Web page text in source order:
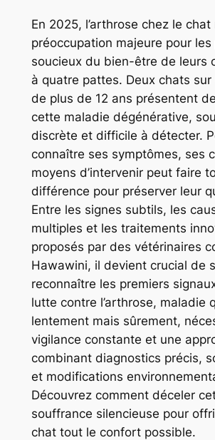
En 2025, l’arthrose chez le
préoccupation majeure pour
soucieux du bien-être de leurs
à quatre pattes. Deux chats sur
de plus de 12 ans présentent
cette maladie dégénérative,
discrète et difficile à détecter.
connaître ses symptômes, ses
moyens d’intervenir peut faire
différence pour préserver leur
Entre les signes subtils, les
multiples et les traitements
proposés par des vétérinaires
Hawawini, il devient crucial de
reconnaître les premiers
lutte contre l’arthrose, maladie
lentement mais sûrement,
vigilance constante et une
combinant diagnostics précis,
et modifications
Découvrez comment déceler
souffrance silencieuse pour
chat tout le confort possible.